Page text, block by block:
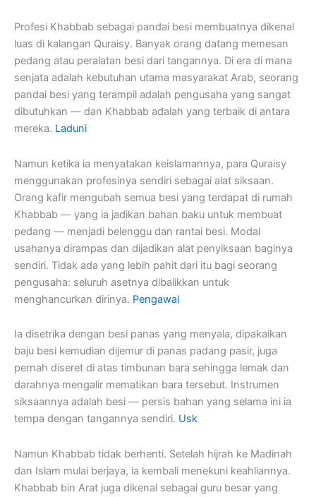
Profesi Khabbab sebagai pandai besi membuatnya dikenal
luas di kalangan Quraisy. Banyak orang datang memesan
pedang atau peralatan besi dari tangannya. Di era di mana
senjata adalah kebutuhan utama masyarakat Arab, seorang
pandai besi yang terampil adalah pengusaha yang sangat
dibutuhkan — dan Khabbab adalah yang terbaik di antara
mereka. Laduni
Namun ketika ia menyatakan keislamannya, para Quraisy
menggunakan profesinya sendiri sebagai alat siksaan.
Orang kafir mengubah semua besi yang terdapat di rumah
Khabbab — yang ia jadikan bahan baku untuk membuat
pedang — menjadi belenggu dan rantai besi. Modal
usahanya dirampas dan dijadikan alat penyiksaan baginya
sendiri. Tidak ada yang lebih pahit dari itu bagi seorang
pengusaha: seluruh asetnya dibalikkan untuk
menghancurkan dirinya. Pengawal
Ia disetrika dengan besi panas yang menyala, dipakaikan
baju besi kemudian dijemur di panas padang pasir, juga
pernah diseret di atas timbunan bara sehingga lemak dan
darahnya mengalir mematikan bara tersebut. Instrumen
siksaannya adalah besi — persis bahan yang selama ini ia
tempa dengan tangannya sendiri. Usk
Namun Khabbab tidak berhenti. Setelah hijrah ke Madinah
dan Islam mulai berjaya, ia kembali menekuni keahliannya.
Khabbab bin Arat juga dikenal sebagai guru besar yang